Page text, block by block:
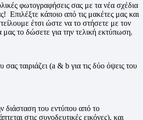
φωτογραφήσεις σας με τα νέα σχέδια
Επιλέξτε κάποιο από τις μακέτες μας και
έτσι ώστε να το στήσετε με τον
μας το δώσετε για την τελική εκτύπωση.
ταιριάζει (a & b για τις δύο όψεις του
διάσταση του εντύπου από το
στις συνοδευτικές εικόνες), και